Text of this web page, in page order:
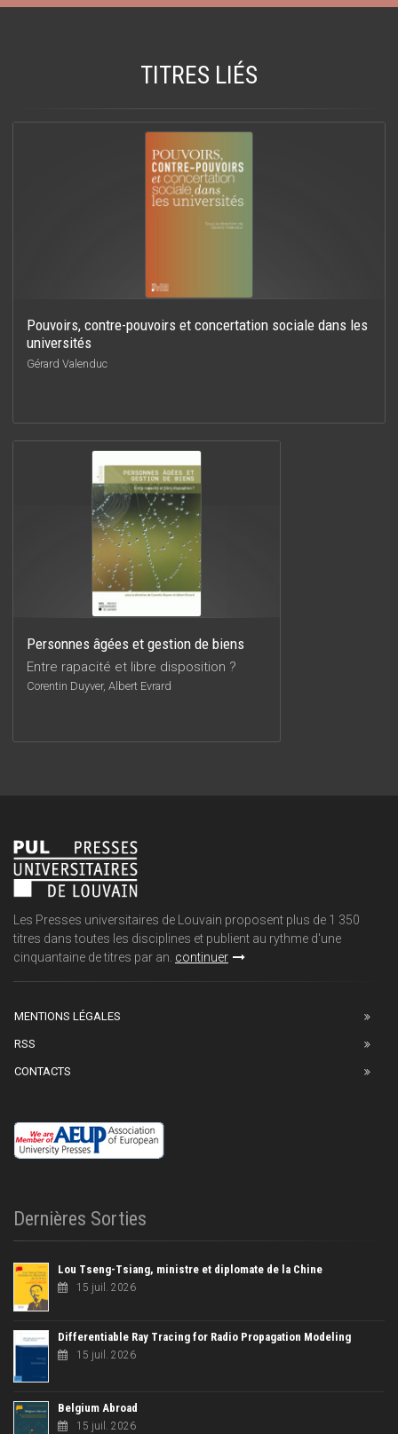
TITRES LIÉS
Pouvoirs, contre-pouvoirs et concertation sociale dans les
universités
Gérard Valenduc
Personnes âgées et gestion de biens
Entre rapacité et libre disposition ?
Corentin Duyver, Albert Evrard
Les Presses universitaires de Louvain proposent plus de 1 350
titres dans toutes les disciplines et publient au rythme d'une
cinquantaine de titres par an. continuer
MENTIONS LÉGALES
RSS
CONTACTS
Dernières Sorties
Lou Tseng-Tsiang, ministre et diplomate de la Chine
15 juil. 2026
Differentiable Ray Tracing for Radio Propagation Modeling
15 juil. 2026
Belgium Abroad
15 juil. 2026